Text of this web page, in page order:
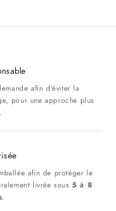
afin d'éviter la
pour une approche plus
afin de protéger le
livrée sous5 à 8
.